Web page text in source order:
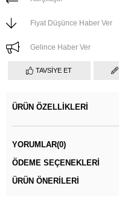
Fiyat Düşünce Haber Ver
Gelince Haber Ver
TAVSIYE ET
ÜRÜN ÖZELLIKLERI
YORUMLAR(0)
ÖDEME SEÇENEKLERI
ÜRÜN ÖNERILERI